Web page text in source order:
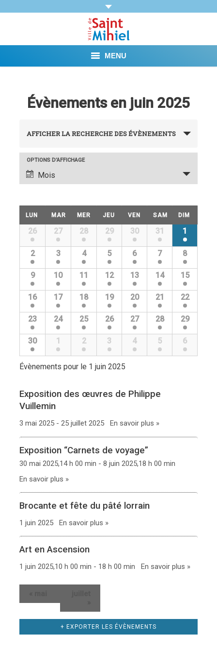
MENU
Vie municipale
Démarches et Aides
Vie pratique
Loisirs
Évènements en juin 2025
Recherche
et
navigation
de
vues
Évènements
AFFICHER LA RECHERCHE DES ÉVÈNEMENTS
Navigation
de
évènement
OPTIONS D’AFFICHAGE
Mois
Calendrier
de
Évènements
Calendrier
de
Évènements
LUN MAR MER JEU VEN SAM DIM
26 27 28 29 30 31 1
2 3 4 5 6 7 8
9 10 11 12 13 14 15
16 17 18 19 20 21 22
23 24 25 26 27 28 29
30 1 2 3 4 5 6
Évènements pour le 1 juin 2025
Exposition des œuvres de Philippe
Vuillemin
3 mai 2025 - 25 juillet 2025 En savoir plus »
Exposition “Carnets de voyage”
30 mai 2025,14 h 00 min - 8 juin 2025,18 h 00 min
En savoir plus »
Brocante et fête du pâté lorrain
1 juin 2025 En savoir plus »
Art en Ascension
1 juin 2025,10 h 00 min - 18 h 00 min En savoir plus »
+ EXPORTER LES ÉVÈNEMENTS